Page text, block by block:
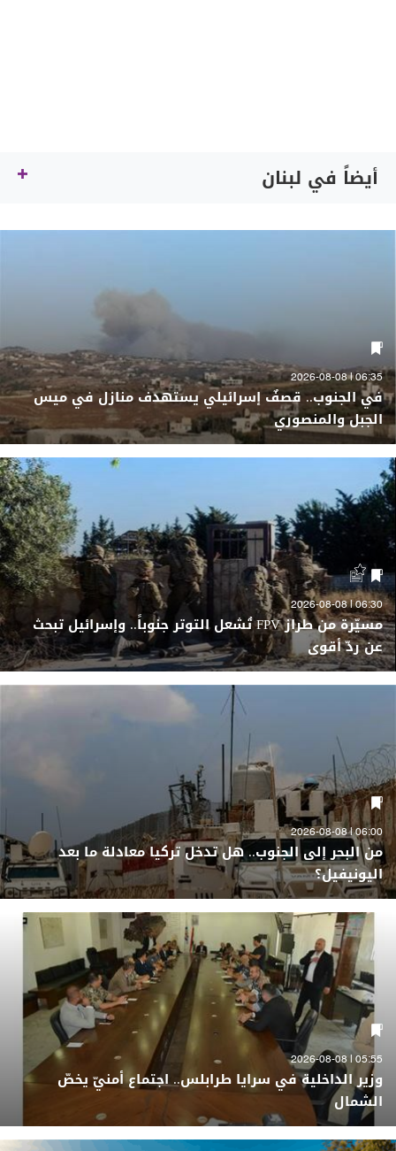
أيضاً في لبنان
06:35 | 2026-08-08
في الجنوب.. قصفٌ إسرائيلي يستهدف منازل في ميس
الجبل والمنصوري
06:30 | 2026-08-08
مسيّرة من طراز FPV تُشعل التوتر جنوباً.. وإسرائيل تبحث
عن ردّ أقوى
06:00 | 2026-08-08
من البحر إلى الجنوب.. هل تدخل تركيا معادلة ما بعد
اليونيفيل؟
05:55 | 2026-08-08
وزير الداخلية في سرايا طرابلس.. اجتماع أمنيّ يخصّ
الشمال